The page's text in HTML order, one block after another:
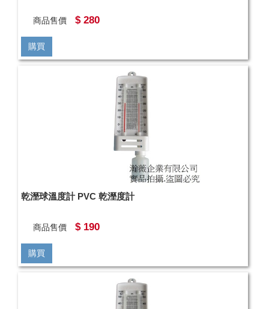
商品售價 $ 280
購買
乾溼球溫度計 PVC 乾溼度計
商品售價 $ 190
購買